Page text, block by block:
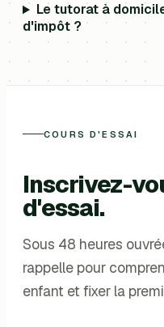
Le tutorat à
d'impôt ?
COURS D'ESSAI
Inscrivez-
d'essai.
Sous 48 heures
rappelle pour
enfant et fixer la